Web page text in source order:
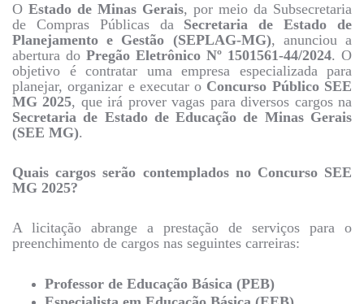
O Estado de Minas Gerais, por meio da Subsecretaria
de Compras Públicas da Secretaria de Estado de
Planejamento e Gestão (SEPLAG-MG), anunciou a
abertura do Pregão Eletrônico Nº 1501561-44/2024. O
objetivo é contratar uma empresa especializada para
planejar, organizar e executar o Concurso Público SEE
MG 2025, que irá prover vagas para diversos cargos na
Secretaria de Estado de Educação de Minas Gerais
(SEE MG).
Quais cargos serão contemplados no Concurso SEE
MG 2025?
A licitação abrange a prestação de serviços para o
preenchimento de cargos nas seguintes carreiras:
Professor de Educação Básica (PEB)